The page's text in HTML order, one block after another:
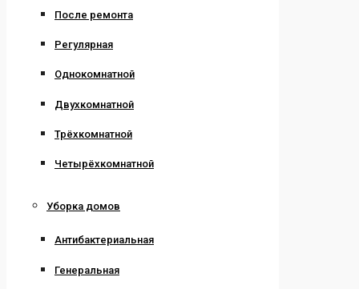
После ремонта
Регулярная
Однокомнатной
Двухкомнатной
Трёхкомнатной
Четырёхкомнатной
Уборка домов
Антибактериальная
Генеральная